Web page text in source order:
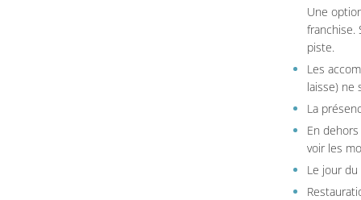
Une
franchise.
piste.
Les
laisse) ne
La
En
voir les
Le jour